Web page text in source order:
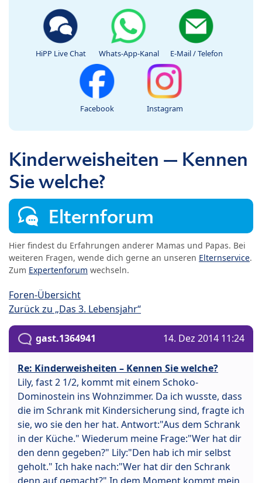
HiPP Live Chat Whats-App-Kanal E-Mail / Telefon
Facebook Instagram
Kinderweisheiten – Kennen
Sie welche?
Elternforum
Hier findest du Erfahrungen anderer Mamas und Papas. Bei
weiteren Fragen, wende dich gerne an unseren Elternservice.
Zum Expertenforum wechseln.
Foren-Übersicht
Zurück zu „Das 3. Lebensjahr“
gast.1364941 14. Dez 2014 11:24
Re: Kinderweisheiten – Kennen Sie welche?
Lily, fast 2 1/2, kommt mit einem Schoko-
Dominostein ins Wohnzimmer. Da ich wusste, dass
die im Schrank mit Kindersicherung sind, fragte ich
sie, wo sie den her hat. Antwort:"Aus dem Schrank
in der Küche." Wiederum meine Frage:"Wer hat dir
den denn gegeben?" Lily:"Den hab ich mir selbst
geholt." Ich hake nach:"Wer hat dir den Schrank